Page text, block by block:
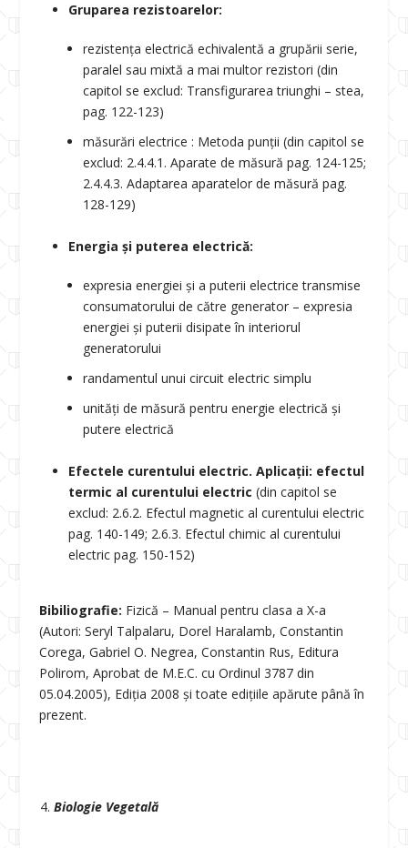
Gruparea rezistoarelor:
rezistența electrică echivalentă a grupării serie,
paralel sau mixtă a mai multor rezistori (din
capitol se exclud: Transfigurarea triunghi – stea,
pag. 122-123)
măsurări electrice : Metoda punții (din capitol se
exclud: 2.4.4.1. Aparate de măsură pag. 124-125;
2.4.4.3. Adaptarea aparatelor de măsură pag.
128-129)
Energia și puterea electrică:
expresia energiei și a puterii electrice transmise
consumatorului de către generator – expresia
energiei și puterii disipate în interiorul
generatorului
randamentul unui circuit electric simplu
unități de măsură pentru energie electrică și
putere electrică
Efectele curentului electric. Aplicații: efectul
termic al curentului electric (din capitol se
exclud: 2.6.2. Efectul magnetic al curentului electric
pag. 140-149; 2.6.3. Efectul chimic al curentului
electric pag. 150-152)
Bibiliografie: Fizică – Manual pentru clasa a X-a
(Autori: Seryl Talpalaru, Dorel Haralamb, Constantin
Corega, Gabriel O. Negrea, Constantin Rus, Editura
Polirom, Aprobat de M.E.C. cu Ordinul 3787 din
05.04.2005), Ediția 2008 și toate edițiile apărute până în
prezent.
Biologie Vegetală